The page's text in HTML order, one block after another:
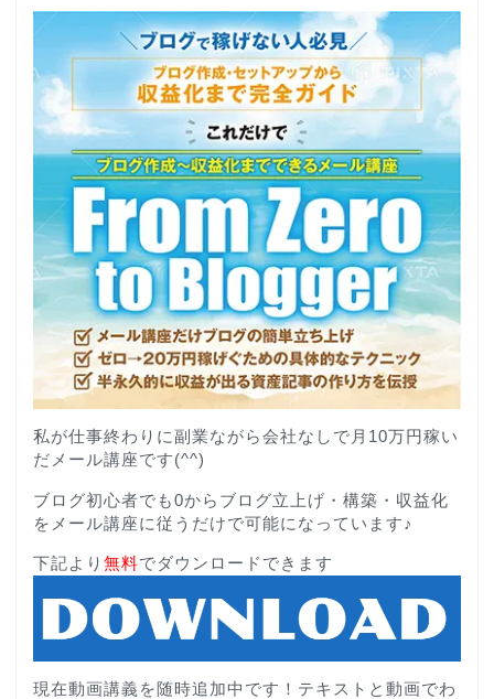
私が仕事終わりに副業ながら会社なしで月10万円稼い
だメール講座です(^^)
ブログ初心者でも0からブログ立上げ・構築・収益化
をメール講座に従うだけで可能になっています♪
下記より 無料でダウンロードできます
現在動画講義を随時追加中です！テキストと動画でわ